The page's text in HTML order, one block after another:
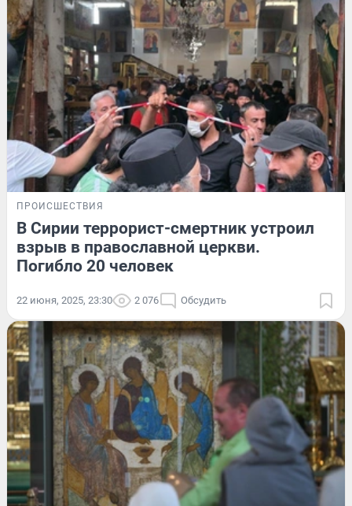
ПРОИСШЕСТВИЯ
В Сирии террорист-смертник устроил
взрыв в православной церкви.
Погибло 20 человек
22 июня, 2025, 23:30 2 076 Обсудить